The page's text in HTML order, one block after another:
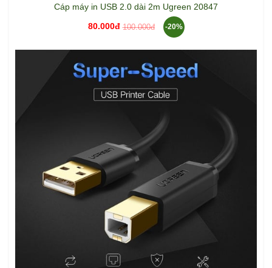
Cáp máy in USB 2.0 dài 2m Ugreen 20847
80.000đ 100.000đ -20%